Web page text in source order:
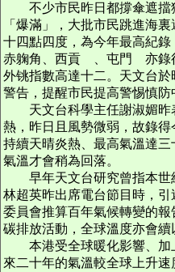
不少市民昨日都撐傘遮擋
「爆滿」，大批市民跳進海
十四點四度，為今年最高紀
赤躹角、西貢 、屯門 亦錄
外铫指數高達十二。天文台
警告，提醒市民提高警惕慎防
天文台科學主任謝淑媚昨
熱，昨日且風勢微弱，故錄
持續天晴炎熱、最高氣溫達三
氣溫才會稍為回落。
早年天文台研究曾指本世
林超英昨出席電台節目時，
委員會推算百年氣候轉變的
碳排放活動，全球溫度亦會續
本港受全球暖化影響、加
來二十年的氣溫較全球上升